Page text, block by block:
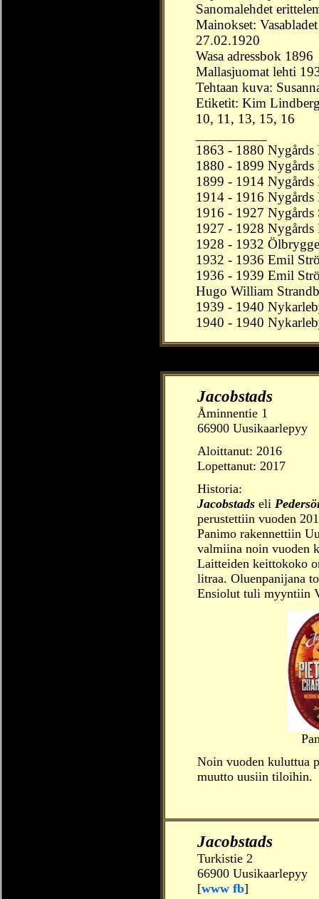
Sanomalehdet
Mainokset:
27.02.1920
Wasa adressbok 1896
Mallasjuomat lehti
Tehtaan kuva:
Etiketit: Kim
10, 11, 13, 15, 16
1863 - 1880
1880 - 1899 Nygårds
1899 - 1914
1914 - 1916
1916 - 1927
1927 - 1928
1928 - 1932
1932 - 1936 Emil
1936 - 1939 Emil
Hugo William
1939 - 1940
1940 - 1940
Jacobstads
Åminnentie 1
66900 Uusikaarlepyy
Aloittanut: 2016
Lopettanut: 2017
Historia:
Jacobstads eli
perustettiin vuoden
Panimo rakennettiin
valmiina noin vuoden
Laitteiden keittokoko
litraa. Oluenpanijana
Ensiolut tuli myyntiin
Noin vuoden kuluttua
muutto uusiin tiloihin.
Jacobstads
Turkistie 2
66900 Uusikaarlepyy
[www fb]